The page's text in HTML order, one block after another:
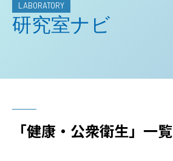
LABORATORY
研究室ナビ
「健康・公衆衛生」一覧